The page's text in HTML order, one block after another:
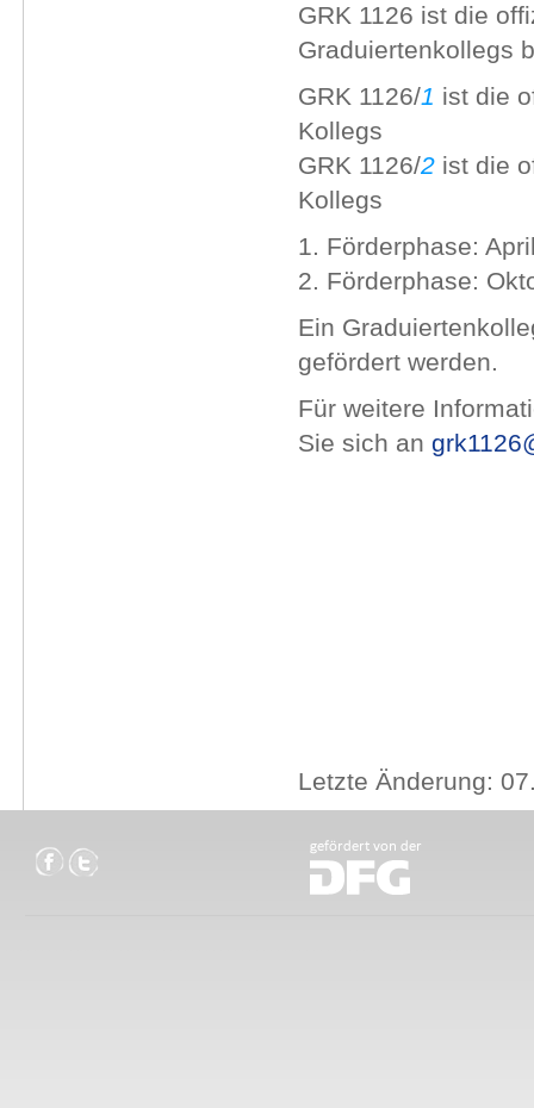
GRK 1126 ist die
Graduiertenkollegs
GRK 1126/1 ist die
Kollegs
GRK 1126/2ist die
Kollegs
1. Förderphase:
2. Förderphase:
Ein
gefördert werden.
Für weitere
Sie sich an
Letzte Änderung: